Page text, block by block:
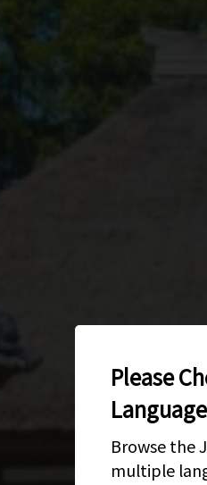
Please
Language
Browse the
multiple